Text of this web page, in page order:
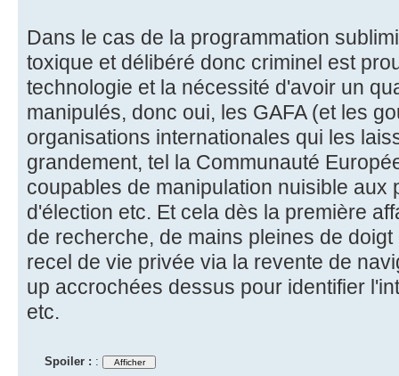
Dans le cas de la programmation
toxique et délibéré donc criminel est
technologie et la nécessité d'avoir un
manipulés, donc oui, les GAFA (et les
organisations internationales qui les
grandement, tel la Communauté
coupables de manipulation nuisible aux
d'élection etc. Et cela dès la première
de recherche, de mains pleines de
recel de vie privée via la revente de
up accrochées dessus pour identifier
etc.
Spoiler : :